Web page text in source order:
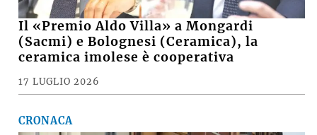
Il «Premio Aldo Villa» a Mongardi
(Sacmi) e Bolognesi (Ceramica), la
ceramica imolese è cooperativa
17 LUGLIO 2026
CRONACA